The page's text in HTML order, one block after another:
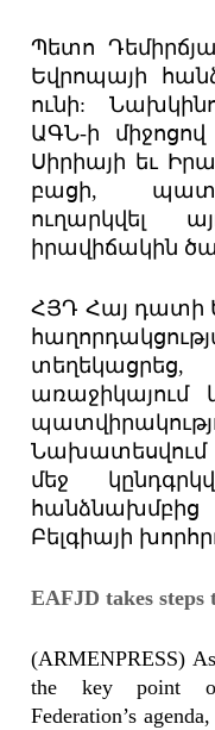
Պետո
Եվրոպայի
ունի:
ԱԳՆ-ի միջոցով
Սիրիայի եւ
բացի,
ուղարկվել
իրավիճակին
ՀՅԴ Հայ դատի
Նախատեսվում
մեջ
Բելգիայի
EAFJD takes steps
(ARMENPRESS)
the key point
Federation’s